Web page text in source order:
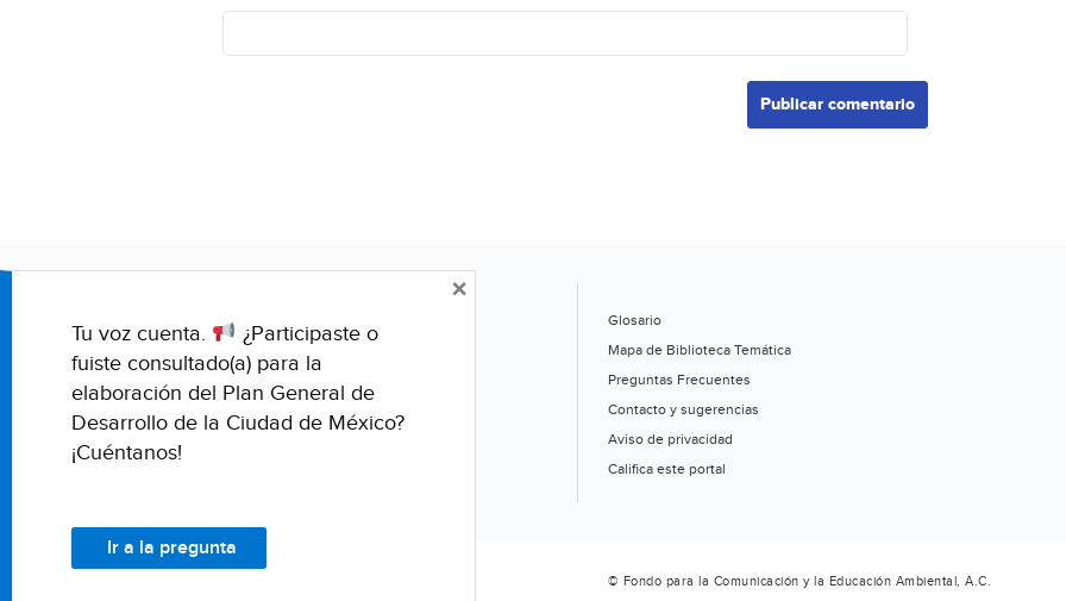
Glosario
Mapa de Biblioteca Temática
Preguntas Frecuentes
Contacto y sugerencias
Aviso de privacidad
Califica este portal
© Fondo para la Comunicación y la Educación Ambiental, A.C.
Tu voz cuenta.
¿Participaste o
fuiste consultado(a) para la
elaboración del Plan General de
Desarrollo de la Ciudad de México?
¡Cuéntanos!
Ir a la pregunta
×